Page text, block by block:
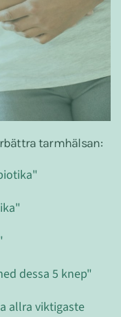
tarmhälsan:
dessa 5 knep"
allra viktigaste